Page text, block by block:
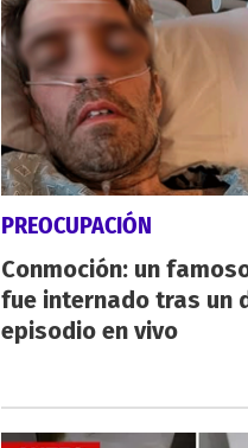
PREOCUPACIÓN
Conmoción: un
fue internado tras un
episodio en vivo